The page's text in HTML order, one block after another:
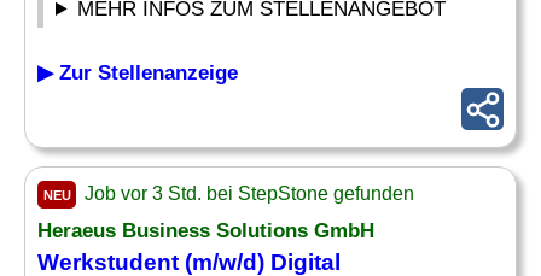
MEHR INFOS ZUM STELLENANGEBOT
▶ Zur Stellenanzeige
NEU Job vor 3 Std. bei StepStone gefunden
Heraeus Business Solutions GmbH
Werkstudent (m/w/d) Digital